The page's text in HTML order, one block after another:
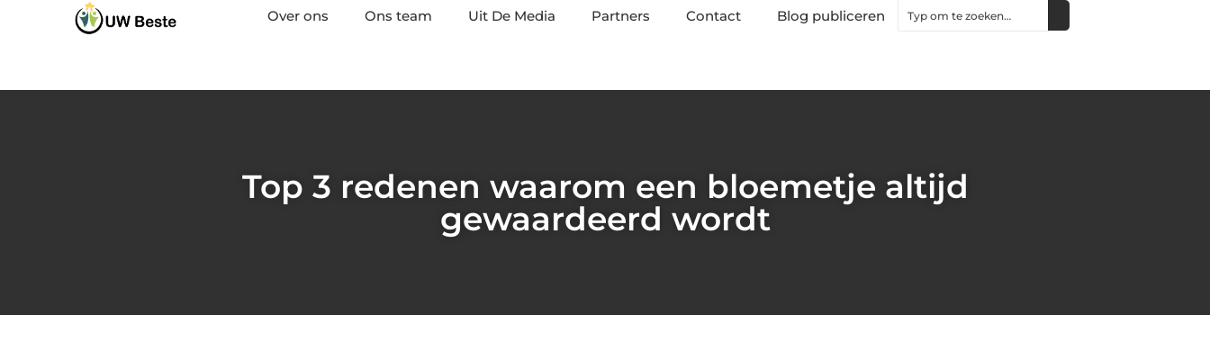
Over ons Ons team Uit De Media Partners Contact Blog publiceren
Top 3 redenen waarom een bloemetje altijd
gewaardeerd wordt